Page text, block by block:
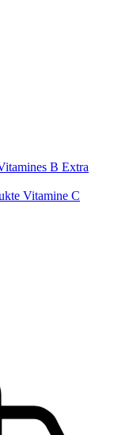
B Extra
Vitamine C